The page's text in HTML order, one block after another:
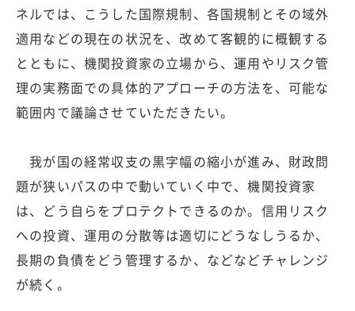
ネルでは、こうした国際規制、各国規制とその域外
適用などの現在の状況を、改めて客観的に概観する
とともに、機関投資家の立場から、運用やリスク管
理の実務面での具体的アプローチの方法を、可能な
範囲内で議論させていただきたい。
我が国の経常収支の黒字幅の縮小が進み、財政問
題が狭いパスの中で動いていく中で、機関投資家
は、どう自らをプロテクトできるのか。信用リスク
への投資、運用の分散等は適切にどうなしうるか、
長期の負債をどう管理するか、などなどチャレンジ
が続く。